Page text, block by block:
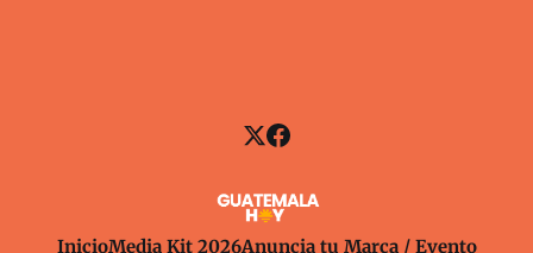
InicioMedia Kit 2026Anuncia tu Marca / Evento